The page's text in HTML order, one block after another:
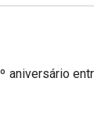
aniversário